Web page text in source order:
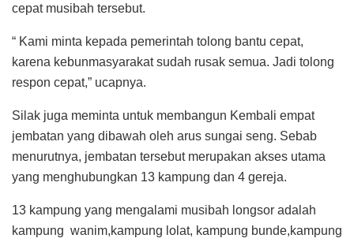
cepat musibah tersebut.
“ Kami minta kepada pemerintah tolong bantu cepat,
karena kebunmasyarakat sudah rusak semua. Jadi tolong
respon cepat,” ucapnya.
Silak juga meminta untuk membangun Kembali empat
jembatan yang dibawah oleh arus sungai seng. Sebab
menurutnya, jembatan tersebut merupakan akses utama
yang menghubungkan 13 kampung dan 4 gereja.
13 kampung yang mengalami musibah longsor adalah
kampung wanim,kampung lolat, kampung bunde,kampung